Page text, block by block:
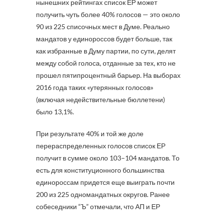
нынешних рейтингах список ЕР может
получить чуть более 40% голосов — это около
90 из 225 списочных мест в Думе. Реально
мандатов у единороссов будет больше, так
как избранные в Думу партии, по сути, делят
между собой голоса, отданные за тех, кто не
прошел пятипроцентный барьер. На выборах
2016 года таких «утерянных голосов»
(включая недействительные бюллетени)
было 13,1%.
При результате 40% и той же доле
перераспределенных голосов список ЕР
получит в сумме около 103–104 мандатов. То
есть для конституционного большинства
единороссам придется еще выиграть почти
200 из 225 одномандатных округов. Ранее
собеседники “Ъ” отмечали, что АП и ЕР